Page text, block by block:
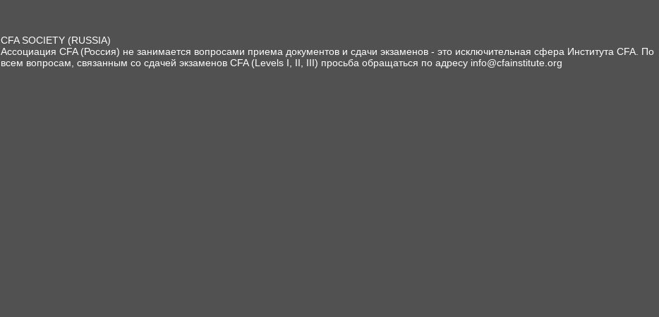
CFA SOCIETY (RUSSIA)
Ассоциация CFA (Россия) не занимается вопросами приема документов и сдачи экзаменов - это исключительная сфера Института CFA. По
всем вопросам, связанным со сдачей экзаменов CFA (Levels I, II, III) просьба обращаться по адресу info@cfainstitute.org